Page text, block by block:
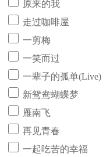
原来的我
走过咖啡屋
一剪梅
一笑而过
一辈子的孤单(Live)
新鸳鸯蝴蝶梦
雁南飞
再见青春
一起吃苦的幸福